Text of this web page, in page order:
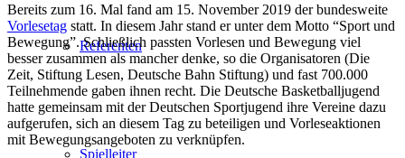
Referenten
Spielleiter
Bereits zum 16. Mal fand am 15. November 2019 der bundesweite
Vorlesetag statt. In diesem Jahr stand er unter dem Motto “Sport und
Bewegung”. Schließlich passten Vorlesen und Bewegung viel
besser zusammen als mancher denke, so die Organisatoren (Die
Zeit, Stiftung Lesen, Deutsche Bahn Stiftung) und fast 700.000
Teilnehmende gaben ihnen recht. Die Deutsche Basketballjugend
hatte gemeinsam mit der Deutschen Sportjugend ihre Vereine dazu
aufgerufen, sich an diesem Tag zu beteiligen und Vorleseaktionen
mit Bewegungsangeboten zu verknüpfen.